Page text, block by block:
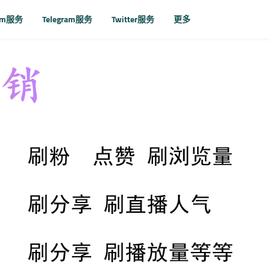
服务 Telegram服务 Twitter服务 更多